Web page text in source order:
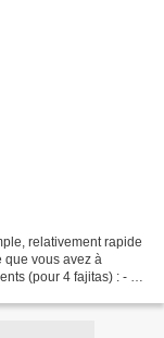
relativement rapide
que vous avez à
(pour 4 fajitas) : - 4